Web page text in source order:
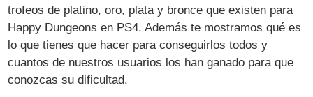
trofeos de platino, oro, plata y bronce que existen para
Happy Dungeons en PS4. Además te mostramos qué es
lo que tienes que hacer para conseguirlos todos y
cuantos de nuestros usuarios los han ganado para que
conozcas su dificultad.